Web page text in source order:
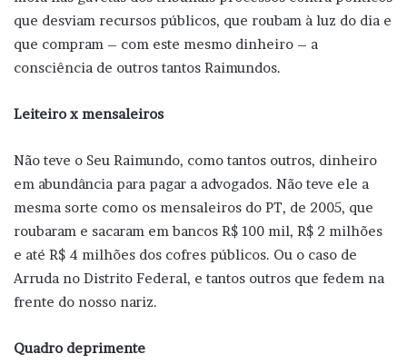
que desviam recursos públicos, que roubam à luz do dia e
que compram – com este mesmo dinheiro – a
consciência de outros tantos Raimundos.
Leiteiro x mensaleiros
Não teve o Seu Raimundo, como tantos outros, dinheiro
em abundância para pagar a advogados. Não teve ele a
mesma sorte como os mensaleiros do PT, de 2005, que
roubaram e sacaram em bancos R$ 100 mil, R$ 2 milhões
e até R$ 4 milhões dos cofres públicos. Ou o caso de
Arruda no Distrito Federal, e tantos outros que fedem na
frente do nosso nariz.
Quadro deprimente